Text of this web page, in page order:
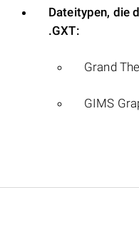
Dateitypen, die
.GXT:
Grand
GIMS